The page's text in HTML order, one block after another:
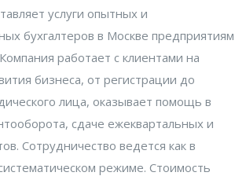
услуги опытных и
бухгалтеров в Москве предприятиям
работает с клиентами на
бизнеса, от регистрации до
лица, оказывает помощь в
сдаче ежеквартальных и
Сотрудничество ведется как в
режиме. Стоимость